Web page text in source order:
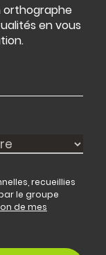
orthographe
en vous
recueillies
le groupe
de mes